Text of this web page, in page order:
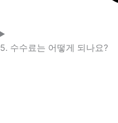
5. 수수료는 어떻게 되나요?